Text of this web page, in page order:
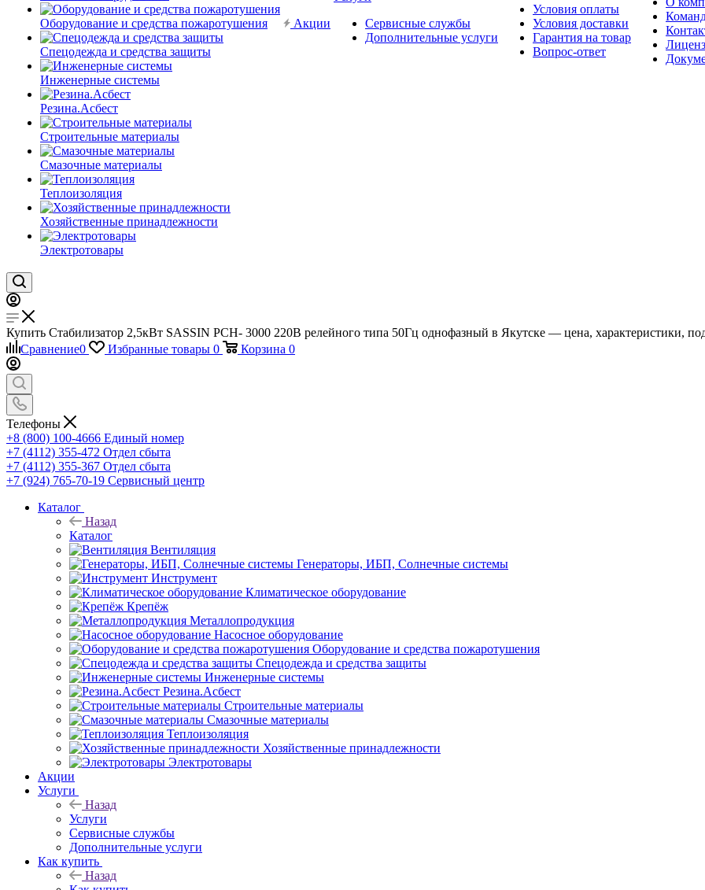
Оборудование и средства пожаротушения
Спецодежда и средства защиты
Инженерные системы
Резина.Асбест
Строительные материалы
Смазочные материалы
Теплоизоляция
Хозяйственные принадлежности
Электротовары
Акции
Сервисные службы
Дополнительные услуги
Условия оплаты
Условия доставки
Гарантия на товар
Вопрос-ответ
Купить Стабилизатор 2,5кВт SASSIN PCH- 3000 220В релейного типа 50Гц однофазный в Якутске — цена, характеристики,
Сравнение0 Избранные товары 0 Корзина 0
Телефоны
+8 (800) 100-4666 Единый номер
+7 (4112) 355-472 Отдел сбыта
+7 (4112) 355-367 Отдел сбыта
+7 (924) 765-70-19 Сервисный центр
Каталог
Назад
Каталог
Вентиляция
Генераторы, ИБП, Солнечные системы
Инструмент
Климатическое оборудование
Крепёж
Металлопродукция
Насосное оборудование
Оборудование и средства пожаротушения
Спецодежда и средства защиты
Инженерные системы
Резина.Асбест
Строительные материалы
Смазочные материалы
Теплоизоляция
Хозяйственные принадлежности
Электротовары
Акции
Услуги
Назад
Услуги
Сервисные службы
Дополнительные услуги
Как купить
Назад